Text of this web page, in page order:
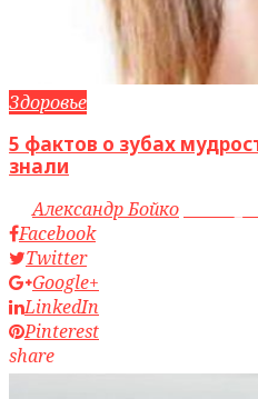
Здоровье
5 фактов о зубах
знали
byАлександр Бойко
Facebook
Twitter
Google+
LinkedIn
Pinterest
share